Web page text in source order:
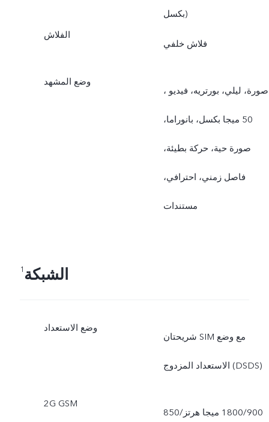
بكسل)
الفلاش
فلاش خلفي
وضع المشهد
صورة، ليلي، بورتريه، فيديو ،
50 ميجا بكسل، بانوراما،
صورة حية، حركة بطيئة،
فاصل زمني، احترافي،
مستندات
الشبكة 1
وضع الاستعداد
شريحتان SIM مع وضع
الاستعداد المزدوج (DSDS)
2G GSM